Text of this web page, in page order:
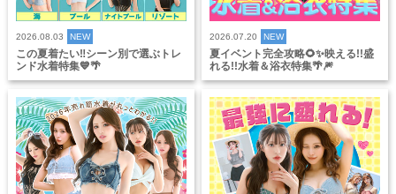
2026.08.03 NEW
この夏着たい‼️シーン別で選ぶトレ
ンド水着特集💙🌴
2026.07.20 NEW
夏イベント完全攻略🌻✨映える!!盛
れる!!水着＆浴衣特集🌴🎆